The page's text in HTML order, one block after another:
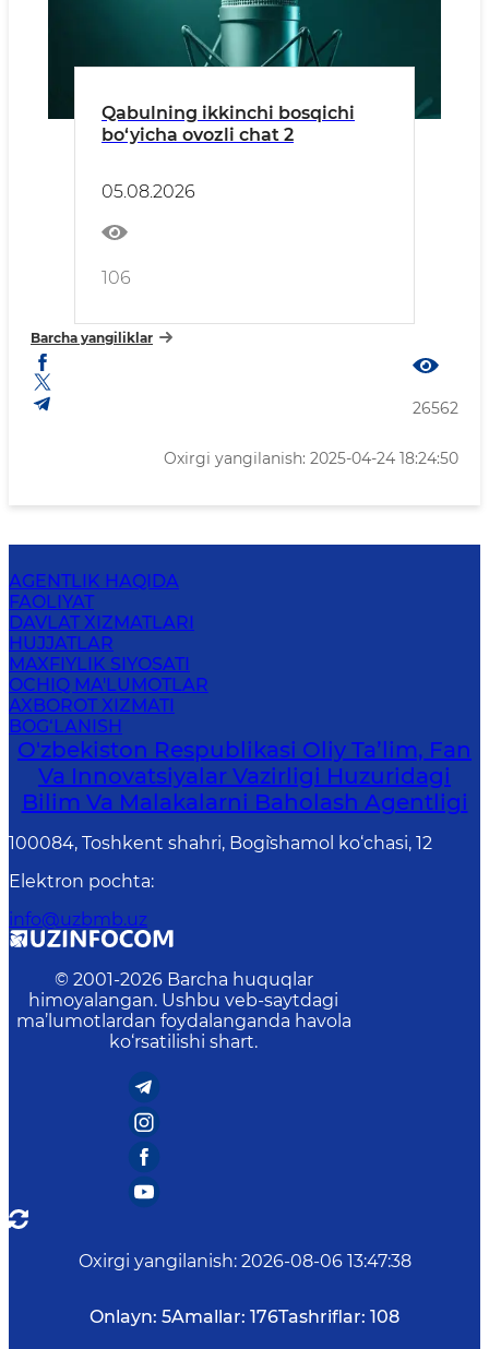
Qabulning ikkinchi bosqichi
bo‘yicha ovozli chat 2
05.08.2026
106
Barcha yangiliklar
26562
Oxirgi yangilanish: 2025-04-24 18:24:50
AGENTLIK HAQIDA
FAOLIYAT
DAVLAT XIZMATLARI
HUJJATLAR
MAXFIYLIK SIYOSATI
OCHIQ MA'LUMOTLAR
AXBOROT XIZMATI
BOG‘LANISH
O'zbekiston Respublikasi Oliy Ta’lim, Fan
Va Innovatsiyalar Vazirligi Huzuridagi
Bilim Va Malakalarni Baholash Agentligi
100084, Toshkent shahri, Bog`ishamol ko‘chasi, 12
Elektron pochta:
info@uzbmb.uz
© 2001-2026 Barcha huquqlar
himoyalangan. Ushbu veb-saytdagi
ma’lumotlardan foydalanganda havola
ko‘rsatilishi shart.
Oxirgi yangilanish: 2026-08-06 13:47:38
Onlayn: 5Amallar: 176Tashriflar: 108